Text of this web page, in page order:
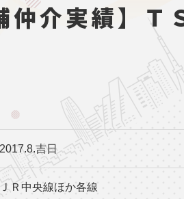
仲介実績】Ｔ
2017.8.吉日
Ｒ中央線ほか各線